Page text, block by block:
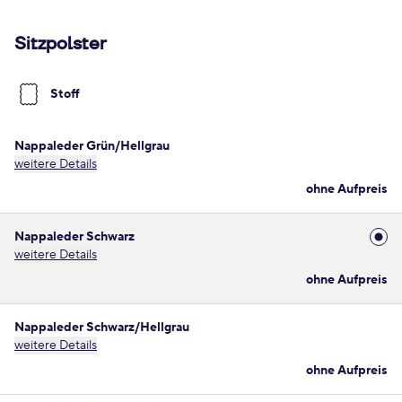
Sitzpolster
Stoff
Nappaleder Grün/Hellgrau
weitere Details
ohne Aufpreis
Nappaleder Schwarz
weitere Details
ohne Aufpreis
Nappaleder Schwarz/Hellgrau
weitere Details
ohne Aufpreis